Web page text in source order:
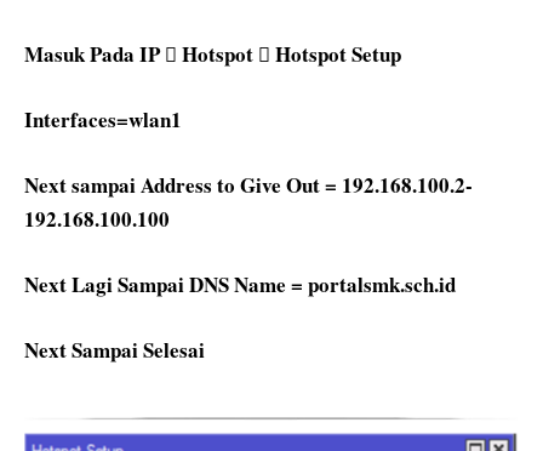
Masuk Pada IP  Hotspot  Hotspot Setup
Interfaces=wlan1
Next sampai Address to Give Out = 192.168.100.2-
192.168.100.100
Next Lagi Sampai DNS Name = portalsmk.sch.id
Next Sampai Selesai